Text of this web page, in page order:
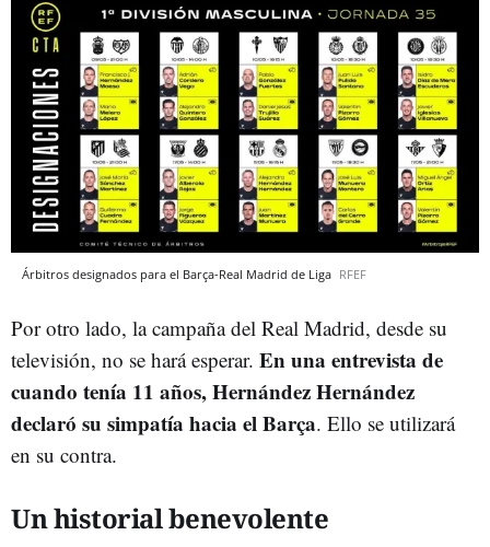
Árbitros designados para el Barça-Real Madrid de Liga RFEF
Por otro lado, la campaña del Real Madrid, desde su
televisión, no se hará esperar. En una entrevista de
cuando tenía 11 años, Hernández Hernández
declaró su simpatía hacia el Barça. Ello se utilizará
en su contra.
Un historial benevolente